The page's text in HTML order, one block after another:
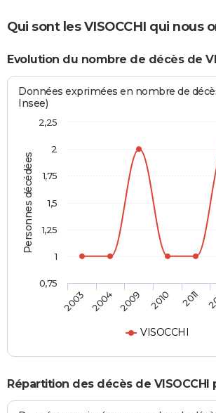
Qui sont les VISOCCHI qui nous
Evolution du nombre de décès de
Personnes décédées
Données exprimées en nombre de
Insee)
VISOCCHI
2003 2004 2009 2010 2011
0,75
1
1,25
1,5
1,75
2
2,25
Répartition des décès de VISOCCHI